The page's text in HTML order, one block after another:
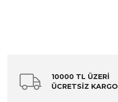
10000 TL ÜZERİ
ÜCRETSİZ KARGO